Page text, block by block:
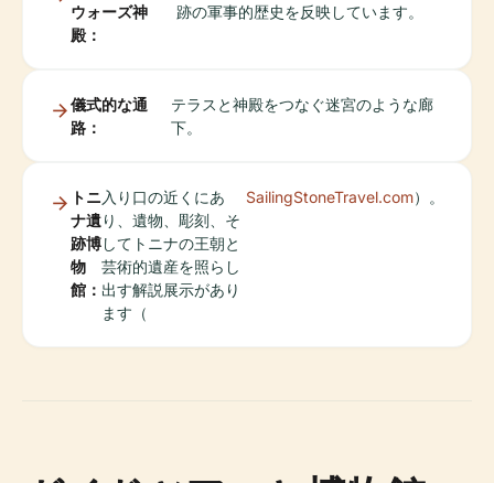
ウォーズ神
殿：
跡の軍事的歴史を反映しています。
儀式的な通
路：
テラスと神殿をつなぐ迷宮のような廊
下。
トニ
ナ遺
跡博
物
館：
入り口の近くにあ
り、遺物、彫刻、そ
してトニナの王朝と
芸術的遺産を照らし
出す解説展示があり
ます（
SailingStoneTravel.com）。